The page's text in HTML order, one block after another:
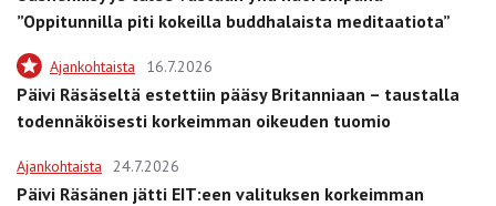
”Oppitunnilla piti kokeilla buddhalaista meditaatiota”
Ajankohtaista 16.7.2026
Päivi Räsäseltä estettiin pääsy Britanniaan – taustalla
todennäköisesti korkeimman oikeuden tuomio
Ajankohtaista 24.7.2026
Päivi Räsänen jätti EIT:een valituksen korkeimman